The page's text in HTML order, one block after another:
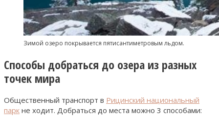
Зимой озеро покрывается пятисантиметровым льдом.
Способы добраться до озера из разных
точек мира
Общественный транспорт в Рицинский национальный
парк не ходит. Добраться до места можно 3 способами: